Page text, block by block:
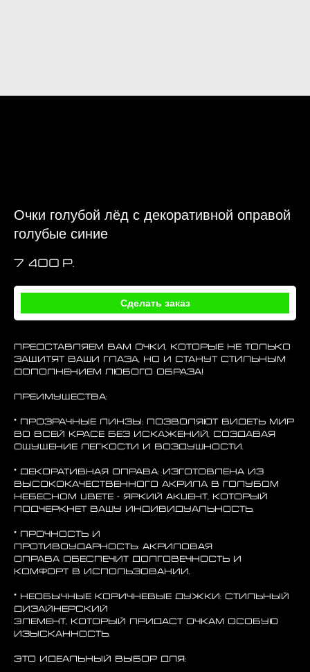
Очки голубой лёд с декоративной оправой
голубые синие
7 400 р.
Сделать заказ
Представляем вам очки, которые не только
защитят ваши глаза, но и станут стильным
дополнением любого образа!
Преимущества:
* Прозрачные линзы: позволяют видеть мир
во всей красе без искажений, создавая
ощущение легкости и воздушности.
* Декоративная оправа: изготовлена из
высококачественного акрила в голубом
небесном цвете - яркий акцент, который
подчеркнет вашу индивидуальность.
* Прочность и
противоударность: акриловая
оправа обеспечит долговечность и
комфорт в использовании.
* Необычные коричневые дужки: стильный
дизайнерский
элемент, который придаст очкам особую
изысканность.
Это идеальный выбор для: